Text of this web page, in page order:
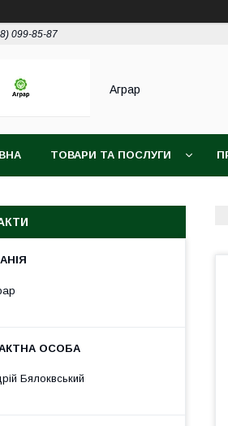
099-85-87
Аграр
ТОВАРИ ТА ПОСЛУГИ
Бялоквський